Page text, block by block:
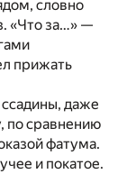
словно
«Что за…» —
прижать
ссадины, даже
по сравнению
фатума.
и покатое.